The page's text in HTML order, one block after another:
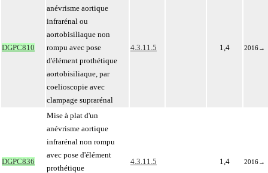
DGPC810
anévrisme aortique
infrarénal ou
aortobisiliaque non
rompu avec pose
d'élément prothétique
aortobisiliaque, par
coelioscopie avec
clampage suprarénal
4.3.11.5 1,4 2016→
DGPC836
Mise à plat d'un
anévrisme aortique
infrarénal non rompu
avec pose d'élément
prothétique
4.3.11.5 1,4 2016→